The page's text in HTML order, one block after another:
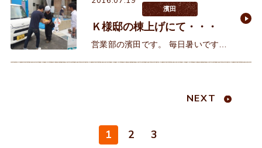
濱田
Ｋ様邸の棟上げにて・・・
営業部の濱田です。 毎日暑いですね
1 2 3
NEXT